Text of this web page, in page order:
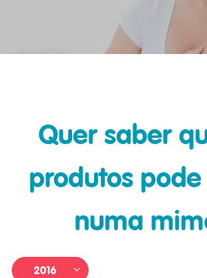
Quer saber
produtos
numa
2016